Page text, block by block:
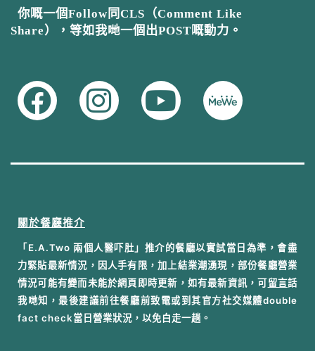
你嘅一個Follow同CLS（Comment Like
Share），等如我哋一個出POST嘅動力。
關於餐廳推介
「E.A.Two 兩個人醫吓肚」推介的餐廳以實試當日為準，會盡
力緊貼最新情況，因人手有限，加上結業潮湧現，部份餐廳營業
情況可能有變而未能於網頁即時更新，如有最新資訊，可留言話
我哋知，最後建議前往餐廳前致電或到其官方社交媒體double
fact check當日營業狀況，以免白走一趟。